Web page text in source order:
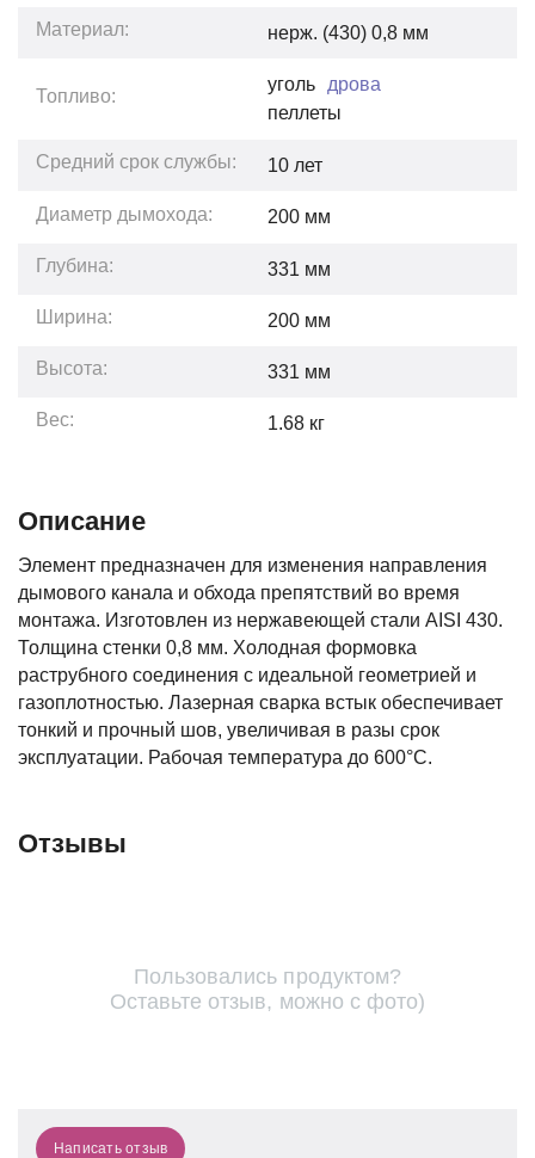
Материал: нерж. (430) 0,8 мм
Топливо:
уголь
дрова
пеллеты
Средний срок службы: 10 лет
Диаметр дымохода: 200 мм
Глубина: 331 мм
Ширина: 200 мм
Высота: 331 мм
Вес: 1.68 кг
Описание
Элемент предназначен для изменения направления
дымового канала и обхода препятствий во время
монтажа. Изготовлен из нержавеющей стали AISI 430.
Толщина стенки 0,8 мм. Холодная формовка
раструбного соединения с идеальной геометрией и
газоплотностью. Лазерная сварка встык обеспечивает
тонкий и прочный шов, увеличивая в разы срок
эксплуатации. Рабочая температура до 600°С.
Отзывы
Пользовались продуктом?
Оставьте отзыв, можно с фото)
Написать отзыв